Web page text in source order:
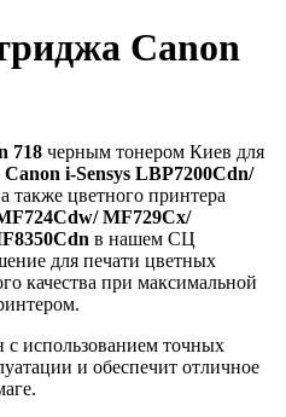
Canon
718 черным тонером Киев для
Canon i-Sensys LBP7200Cdn/
а также цветного принтера
MF729Cx/
в нашем СЦ
для печати цветных
качества при максимальной
использованием точных
и обеспечит отличное